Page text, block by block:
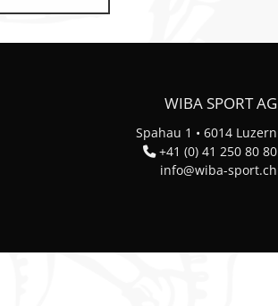
Training, Vereinsbedarf
Turnen, Gymnastik, Ballett
WIBA SPORT AG
Spahau 1 • 6014 Luzern
+41 (0) 41 250 80 80
info@wiba-sport.ch